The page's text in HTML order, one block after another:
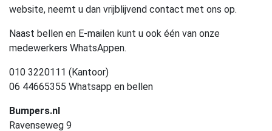
website, neemt u dan vrijblijvend contact met ons op.
Naast bellen en E-mailen kunt u ook één van onze
medewerkers WhatsAppen.
010 3220111 (Kantoor)
06 44665355 Whatsapp en bellen
Bumpers.nl
Ravenseweg 9